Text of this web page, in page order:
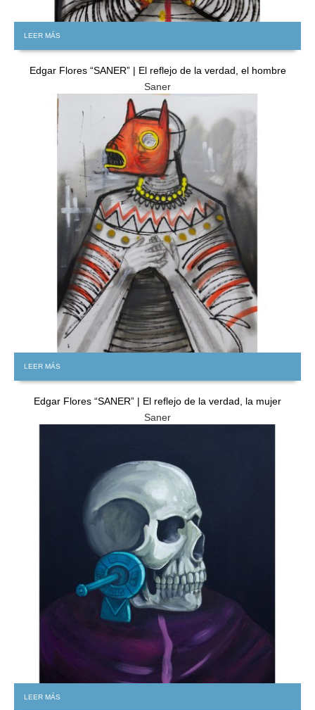
LEER MÁS
Edgar Flores “SANER” | El reflejo de la verdad, el hombre
Saner
LEER MÁS
Edgar Flores “SANER” | El reflejo de la verdad, la mujer
Saner
LEER MÁS